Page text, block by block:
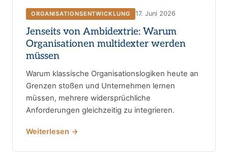
ORGANISATIONSENTWICKLUNG 17. Juni 2026
Jenseits von Ambidextrie: Warum
Organisationen multidexter werden
müssen
Warum klassische Organisationslogiken heute an
Grenzen stoßen und Unternehmen lernen
müssen, mehrere widersprüchliche
Anforderungen gleichzeitig zu integrieren.
Weiterlesen →